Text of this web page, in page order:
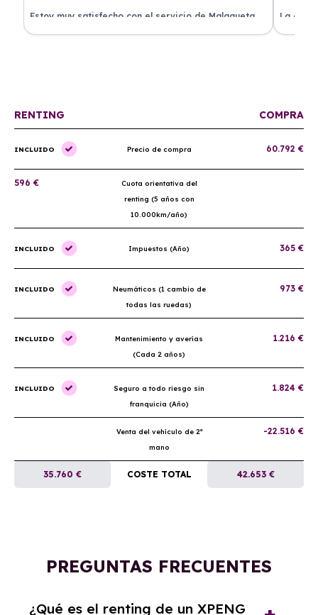
Estoy muy satisfecho con el servicio de Malagueta
Renting. El coche llegó en perfectas condiciones y el
La
ha
RENTING COMPRA
INCLUIDO Precio de compra 60.792 €
596 €
Cuota orientativa del
renting (5 años con
10.000km/año)
INCLUIDO Impuestos (Año) 365 €
INCLUIDO
Neumáticos (1 cambio de
todas las ruedas)
973 €
INCLUIDO
Mantenimiento y averías
(Cada 2 años)
1.216 €
INCLUIDO
Seguro a todo riesgo sin
franquicia (Año)
1.824 €
Venta del vehículo de 2ª
mano
-22.516 €
35.760 € COSTE TOTAL 42.653 €
PREGUNTAS FRECUENTES
¿Qué es el renting de un XPENG